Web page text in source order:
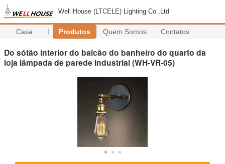
Well House (LTCELE) Lighting Co.,Ltd
Casa Produtos Quem Somos Contatos
Do sótão interior do balcão do banheiro do quarto da
loja lâmpada de parede industrial (WH-VR-05)